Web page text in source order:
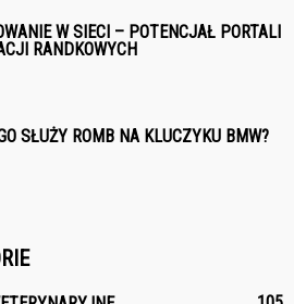
W SIECI – POTENCJAŁ PORTALI
RANDKOWYCH
SŁUŻY ROMB NA KLUCZYKU BMW?